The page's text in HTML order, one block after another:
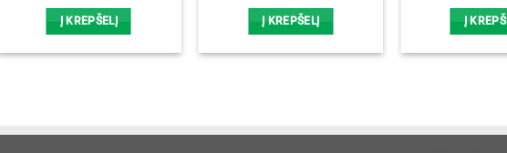
Į KREPŠELĮ Į KREPŠELĮ Į